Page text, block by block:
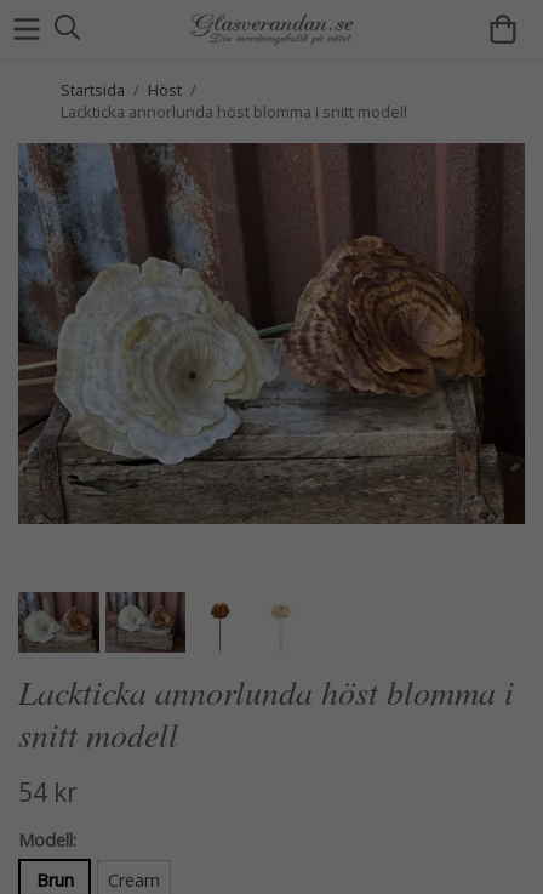
Startsida / Höst /
Lackticka annorlunda höst blomma i snitt modell
Lackticka annorlunda höst blomma i
snitt modell
54 kr
Modell:
Brun
Cream